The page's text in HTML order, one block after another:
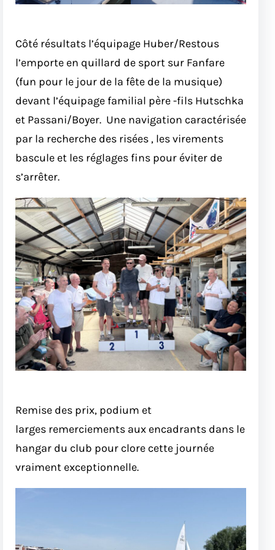
Côté résultats l’équipage Huber/Restous
l’emporte en quillard de sport sur Fanfare
(fun pour le jour de la fête de la musique)
devant l’équipage familial père -fils Hutschka
et Passani/Boyer. Une navigation caractérisée
par la recherche des risées , les virements
bascule et les réglages fins pour éviter de
s’arrêter.
Remise des prix, podium et
larges remerciements aux encadrants dans le
hangar du club pour clore cette journée
vraiment exceptionnelle.